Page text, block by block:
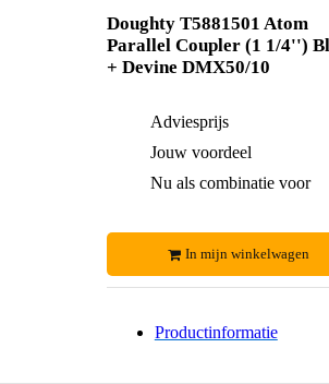
Doughty T5881501 Atom
Parallel Coupler (1 1/4'')
+ Devine DMX50/10
Adviesprijs
Jouw voordeel
Nu als combinatie voor
In mijn winkelwagen
Productinformatie